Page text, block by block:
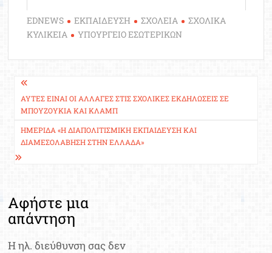
EDNEWS ΕΚΠΑΙΔΕΥΣΗ ΣΧΟΛΕΙΑ
ΣΧΟΛΙΚΑ
ΚΥΛΙΚΕΙΑ
ΥΠΟΥΡΓΕΙΟ ΕΣΩΤΕΡΙΚΩΝ
Πλοήγηση
άρθρων
ΑΥΤΈΣ ΕΊΝΑΙ ΟΙ ΑΛΛΑΓΈΣ ΣΤΙΣ ΣΧΟΛΙΚΈΣ ΕΚΔΗΛΏΣΕΙΣ ΣΕ
ΜΠΟΥΖΟΎΚΙΑ ΚΑΙ ΚΛΑΜΠ
ΗΜΕΡΊΔΑ «Η ΔΙΑΠΟΛΙΤΙΣΜΙΚΉ ΕΚΠΑΊΔΕΥΣΗ ΚΑΙ
ΔΙΑΜΕΣΟΛΆΒΗΣΗ ΣΤΗΝ ΕΛΛΆΔΑ»
Αφήστε μια
απάντηση
Η ηλ. διεύθυνση σας δεν